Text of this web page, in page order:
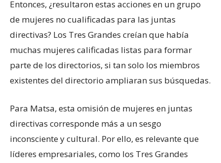
Entonces, ¿resultaron estas acciones en un grupo
de mujeres no cualificadas para las juntas
directivas? Los Tres Grandes creían que había
muchas mujeres calificadas listas para formar
parte de los directorios, si tan solo los miembros
existentes del directorio ampliaran sus búsquedas.
Para Matsa, esta omisión de mujeres en juntas
directivas corresponde más a un sesgo
inconsciente y cultural. Por ello, es relevante que
líderes empresariales, como los Tres Grandes